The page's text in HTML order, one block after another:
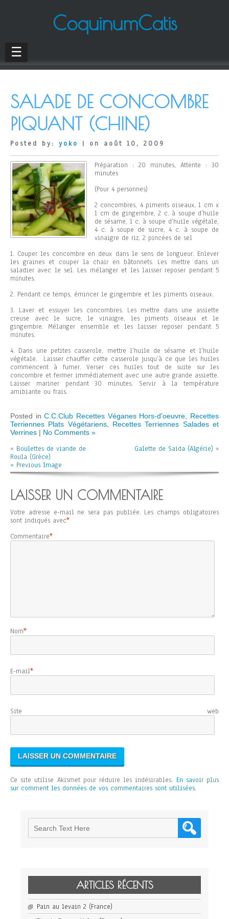
CoquinumCatis
☰
SALADE DE CONCOMBRE
PIQUANT (CHINE)
Posted by: yoko | on août 10, 2009
Préparation : 20 minutes, Attente : 30
minutes
(Pour 4 personnes)
2 concombres, 4 piments oiseaux, 1 cm x
1 cm de gingembre, 2 c. à soupe d’huile
de sésame, 1 c. à soupe d’huile végétale,
4 c. à soupe de sucre, 4 c. à soupe de
vinaigre de riz, 2 pincées de sel
1. Couper les concombre en deux dans le sens de longueur. Enlever
les graines et couper la chair en bâtonnets. Les mettre dans un
saladier avec le sel. Les mélanger et les laisser reposer pendant 5
minutes.
2. Pendant ce temps, émincer le gingembre et les piments oiseaux.
3. Laver et essuyer les concombres. Les mettre dans une assiette
creuse avec le sucre, le vinaigre, les piments oiseaux et le
gingembre. Mélanger ensemble et les laisser reposer pendant 5
minutes.
4. Dans une petites casserole, mettre l’huile de sésame et l’huile
végétale. Laisser chauffer cette casserole jusqu’à ce que les huiles
commencent à fumer. Verser ces huiles tout de suite sur les
concombre et fermer immédiatement avec une autre grande assiette.
Laisser mariner pendant 30 minutes. Servir à la température
amibiante ou frais.
Posted inC.C.Club Recettes Véganes Hors-d'oeuvre
Recettes
Terriennes Plats Végétariens, Recettes Terriennes Salades et
Verrines | No Comments »
« Boulettes de viande de
Roula (Grèce)
Galette de Saïda (Algérie) »
« Previous Image
LAISSER UN COMMENTAIRE
Votre adresse e-mail ne sera pas publiée. Les champs obligatoires
sont indiqués avec*
Commentaire*
Nom*
E-mail*
Site web
Ce site utilise Akismet pour réduire les indésirables. En savoir plus
sur comment les données de vos commentaires sont utilisées.
ARTICLES RÉCENTS
Pain au levain 2 (France)